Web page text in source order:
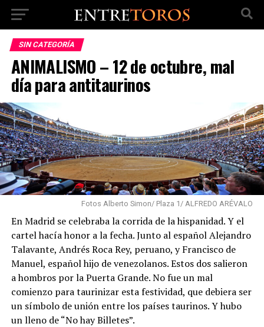
SIN CATEGORÍA
ANIMALISMO – 12 de octubre, mal
día para antitaurinos
Fotos Alberto Simon/ Plaza 1/ ALFREDO ARÉVALO
En Madrid se celebraba la corrida de la hispanidad. Y el
cartel hacía honor a la fecha. Junto al español Alejandro
Talavante, Andrés Roca Rey, peruano, y Francisco de
Manuel, español hijo de venezolanos. Estos dos salieron
a hombros por la Puerta Grande. No fue un mal
comienzo para taurinizar esta festividad, que debiera ser
un símbolo de unión entre los países taurinos. Y hubo
un lleno de “No hay Billetes”.